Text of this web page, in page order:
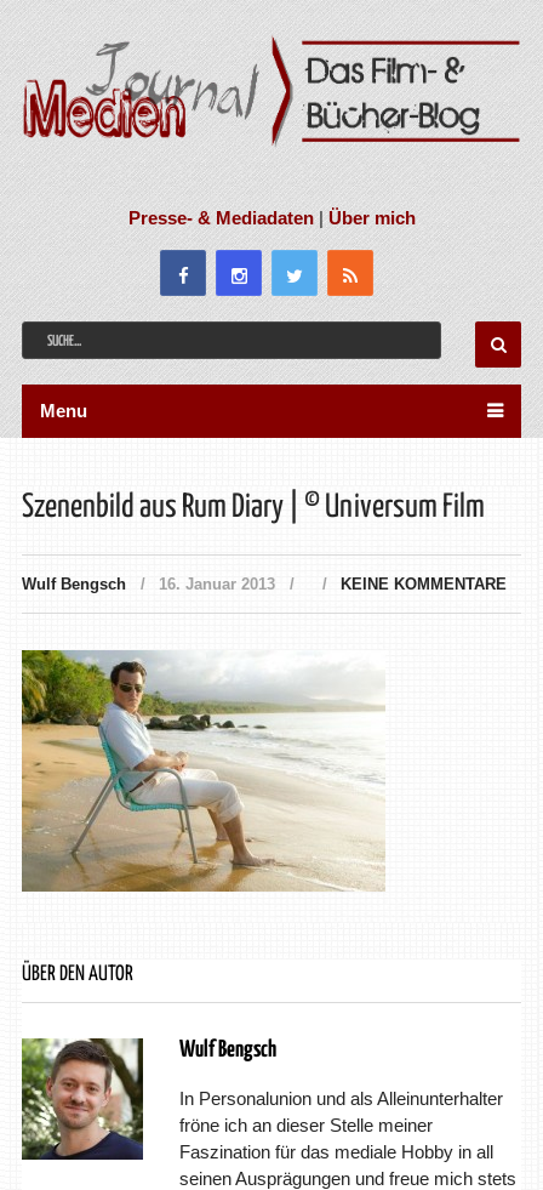
Presse- & Mediadaten|Über mich
Menu
Szenenbild aus Rum Diary | © Universum Film
Wulf Bengsch 16. Januar 2013 KEINE KOMMENTARE
ÜBER DEN AUTOR
Wulf Bengsch
In Personalunion und als Alleinunterhalter
fröne ich an dieser Stelle meiner
Faszination für das mediale Hobby in all
seinen Ausprägungen und freue mich stets